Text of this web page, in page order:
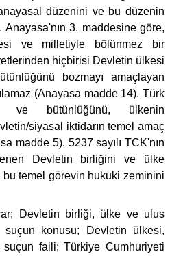
düzenini ve bu düzenin
Anayasa'nın 3. maddesine göre,
ve milletiyle bölünmez bir
hiçbirisi Devletin ülkesi
bozmayı amaçlayan
(Anayasa madde 14). Türk
ve bütünlüğünü, ülkenin
siyasal iktidarın temel amaç
madde 5). 5237 sayılı TCK'nın
Devletin birliğini ve ülke
temel görevin hukuki zeminini
Devletin birliği, ülke ve ulus
konusu; Devletin ülkesi,
faili; Türkiye Cumhuriyeti